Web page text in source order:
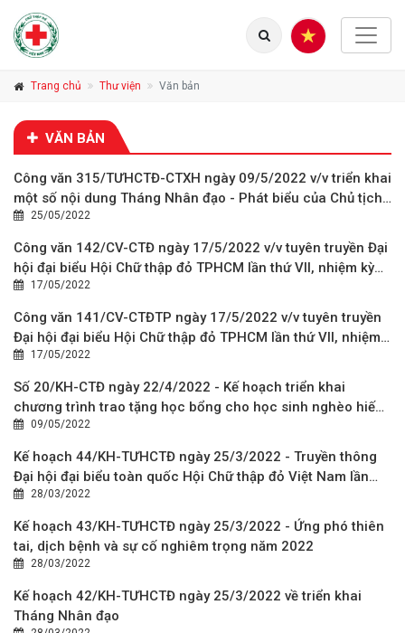
Trang chủ Thư viện Văn bản
VĂN BẢN
Công văn 315/TƯHCTĐ-CTXH ngày 09/5/2022 v/v triển khai
một số nội dung Tháng Nhân đạo - Phát biểu của Chủ tịch
nước Nguyễn Xuân Phúc tại Lễ phát động Tháng Nhân đạo
25/05/2022
Công văn 142/CV-CTĐ ngày 17/5/2022 v/v tuyên truyền Đại
hội đại biểu Hội Chữ thập đỏ TPHCM lần thứ VII, nhiệm kỳ
2022 - 2027
17/05/2022
Công văn 141/CV-CTĐTP ngày 17/5/2022 v/v tuyên truyền
Đại hội đại biểu Hội Chữ thập đỏ TPHCM lần thứ VII, nhiệm
kỳ 2022 - 2027
17/05/2022
Số 20/KH-CTĐ ngày 22/4/2022 - Kế hoạch triển khai
chương trình trao tặng học bổng cho học sinh nghèo hiếu
học bị ảnh hưởng bởi dịch COVID-19 từ nguồn tài trợ của
Cty TNHH MTV xổ số kiến thiết TPHCM
09/05/2022
Kế hoạch 44/KH-TƯHCTĐ ngày 25/3/2022 - Truyền thông
Đại hội đại biểu toàn quốc Hội Chữ thập đỏ Việt Nam lần
thứ XI, nhiệm kỳ 2022 - 2027
28/03/2022
Kế hoạch 43/KH-TƯHCTĐ ngày 25/3/2022 - Ứng phó thiên
tai, dịch bệnh và sự cố nghiêm trọng năm 2022
28/03/2022
Kế hoạch 42/KH-TƯHCTĐ ngày 25/3/2022 về triển khai
Tháng Nhân đạo